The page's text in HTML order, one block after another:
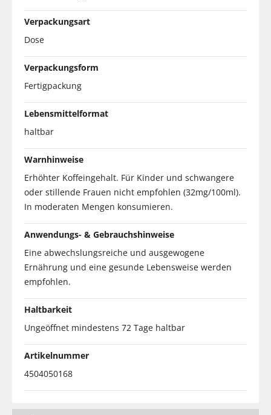
Verpackungsart
Dose
Verpackungsform
Fertigpackung
Lebensmittelformat
haltbar
Warnhinweise
Erhöhter Koffeingehalt. Für Kinder und schwangere
oder stillende Frauen nicht empfohlen (32mg/100ml).
In moderaten Mengen konsumieren.
Anwendungs- & Gebrauchshinweise
Eine abwechslungsreiche und ausgewogene
Ernährung und eine gesunde Lebensweise werden
empfohlen.
Haltbarkeit
Ungeöffnet mindestens 72 Tage haltbar
Artikelnummer
4504050168